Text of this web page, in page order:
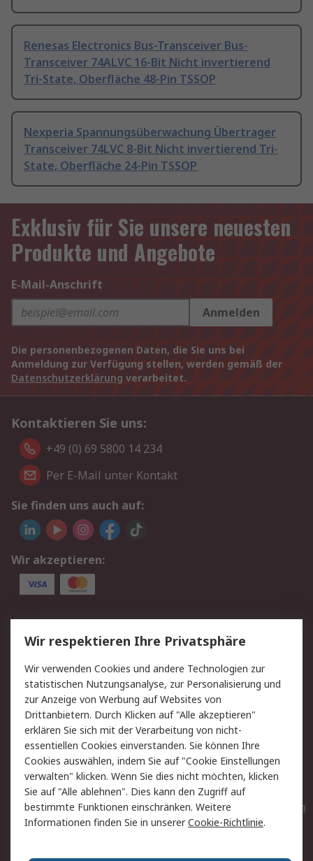
Renesas Electronics Bus-Transceiver Bus-
Transceiver 74ALVC 16-Bit Nicht invertierend
Tri-State, Oberfläche 48-Pin TSSOP
Nexperia Spannungsüberwachung Übertrager
Transceiver 74LVC 8-Bit Nicht invertierend Tri-
State, Oberfläche 24-Pin TSSOP
Exklusiv für Sie unsere neuesten
Produkte und Angebote
E-Mail-Anschrift
Anmelden
Die personenbezogenen Daten, die Sie uns bei
Anmeldung zur Verfügung stellen, werden gemäß der
Datenschutzerklärung verarbeitet.
Kontaktieren Sie uns:
+49 (0) 69 5800 14 234
Per E-Mail unter Kontakt
Sie finden uns auch auf:
Wir akzeptieren:
Service
Value Added Services
Lieferlösungen
Rücksendungen
Kontakt
Hilfe
Privatkunden
Rechtliches
AGB
Datenschutz
Cookie-Richtlinie
Zahlungsbedingungen
Copyright/Impressum
Entsorgung
Elektrogeräte/Batterien
Wir respektieren Ihre Privatsphäre
Wir verwenden Cookies und andere Technologien zur
statistischen Nutzungsanalyse, zur Personalisierung und
zur Anzeige von Werbung auf Websites von
Drittanbietern. Durch Klicken auf "Alle akzeptieren"
erklären Sie sich mit der Verarbeitung von nicht-
essentiellen Cookies einverstanden. Sie können Ihre
Cookies auswählen, indem Sie auf "Cookie Einstellungen
verwalten" klicken. Wenn Sie dies nicht möchten, klicken
Sie auf "Alle ablehnen". Dies kann den Zugriff auf
bestimmte Funktionen einschränken. Weitere
Informationen finden Sie in unsererCookie-Richtlinie.